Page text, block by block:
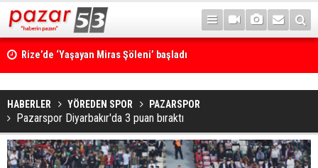
Rize’de ‘Yaşayan Miras Şöleni’ başladı
HABERLER YÖREDEN SPOR PAZARSPOR
Pazarspor Diyarbakır'da 3 puan bıraktı